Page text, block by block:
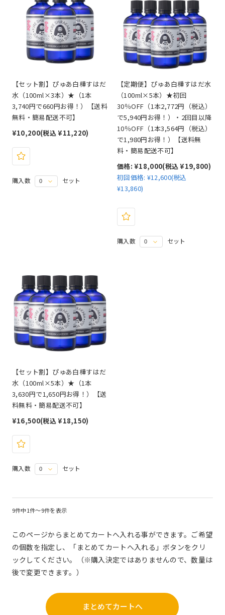
【セット割】ぴゅあ白樺すはだ
水（100ml×3本）★（1本
3,740円で660円お得！）【送料
無料・簡易配送不可】
¥10,200(税込 ¥11,220)
購入数 セット
【定期便】ぴゅあ白樺すはだ水
（100ml×5本）★初回
30％OFF（1本2,772円（税込）
で5,940円お得！）・2回目以降
10％OFF（1本3,564円（税込）
で1,980円お得！）【送料無
料・簡易配送不可】
価格: ¥18,000(税込 ¥19,800)
初回価格: ¥12,600(税込
¥13,860)
購入数 セット
【セット割】ぴゅあ白樺すはだ
水（100ml×5本）★（1本
3,630円で1,650円お得！）【送
料無料・簡易配送不可】
¥16,500(税込 ¥18,150)
購入数 セット
9件中1件～9件を表示
このページからまとめてカートへ入れる事ができます。ご希望
の個数を指定し、「まとめてカートへ入れる」ボタンをクリ
ックしてください。（※購入決定ではありませんので、数量は
後で変更できます。）